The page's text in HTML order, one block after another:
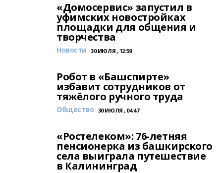
«Домосервис» запустил в
уфимских новостройках
площадки для общения и
творчества
Новости 30 ИЮЛЯ , 12:59
Робот в «Башспирте»
избавит сотрудников от
тяжёлого ручного труда
Общество 30 ИЮЛЯ , 04:47
«Ростелеком»: 76-летняя
пенсионерка из башкирского
села выиграла путешествие
в Калининград